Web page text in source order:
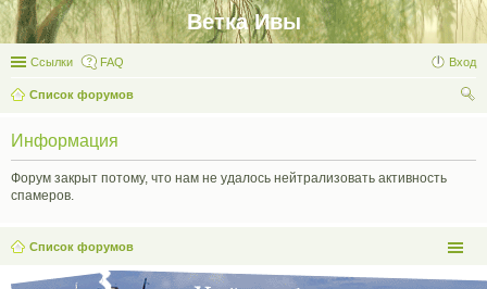
Ветка Ивы
Ссылки FAQ Вход
Список форумов
Информация
Форум закрыт потому, что нам не удалось нейтрализовать активность
спамеров.
Список форумов